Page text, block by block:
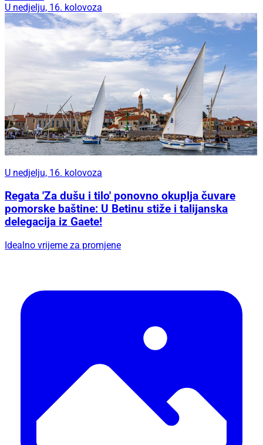
U nedjelju, 16. kolovoza
U nedjelju, 16. kolovoza
Regata 'Za dušu i tilo' ponovno okuplja čuvare
pomorske baštine: U Betinu stiže i talijanska
delegacija iz Gaete!
Idealno vrijeme za promjene